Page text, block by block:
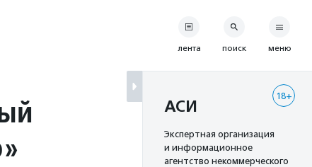
лента поиск меню
18+
АСИ
Экспертная организация
и информационное
агентство некоммерческого